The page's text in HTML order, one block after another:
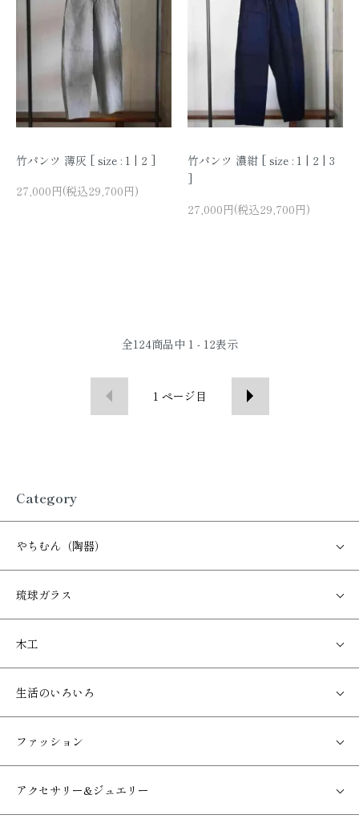
竹パンツ 薄灰 [ size : 1 | 2 ]
27,000円(税込29,700円)
竹パンツ 濃紺 [ size : 1 | 2 | 3
]
27,000円(税込29,700円)
全124商品中 1 - 12表示
1 ページ目
Category
やちむん（陶器）
琉球ガラス
木工
生活のいろいろ
ファッション
アクセサリー&ジュエリー